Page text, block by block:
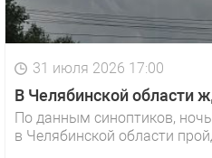
31 июля 2026 17:00
В Челябинской области
По данным синоптиков,
в Челябинской области